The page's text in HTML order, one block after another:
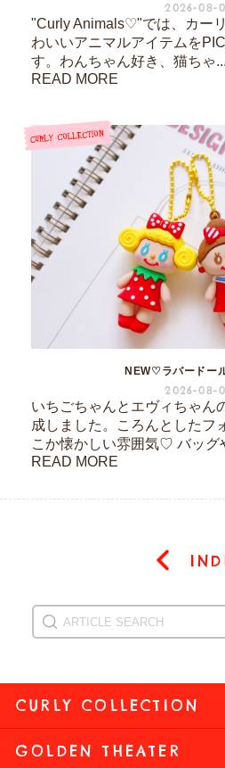
2026-08-
"Curly Animals♡"では、カー
わいいアニマルアイテムを
す。わんちゃん好き、猫ちゃ...
READ MORE
NEW♡ラバードー
2026-08-
いちごちゃんとエヴィちゃん
成しました。ころんとしたフ
こか懐かしい雰囲気♡ バッグ
READ MORE
CURLY COLLECTION
GOLDEN THEATER